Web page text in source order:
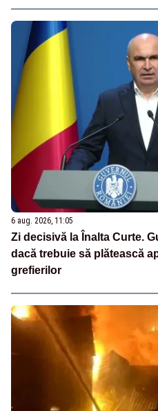
6 aug. 2026, 11:05
Zi decisivă la Înalta Curte.
dacă trebuie să plătească
grefierilor